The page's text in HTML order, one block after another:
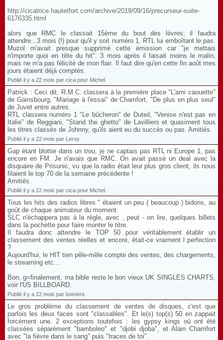
http://cicatrice.hautetfort.com/archive/2019/09/16/precurseur-suite-
6176335.html
alors que RMC le classait 15ème du bout des lèvres; il faudra
attendre...3 mois (!) pour qu'il y soit numéro 1, RTL lui emboîtant le pas.
Muzol m'avait presque supprimé cette émission car "je mettais
n'importe quoi en tête du hit". 3 mois après il faisait moins le malin,
mais ne m'a pas félicité de mon flair. Il faut dire qu'en cette fin août mes
jours étaient déjà comptés.
Publié il y a 22 mois par cica pour Michel.
Patrick : Ceci dit, R.M.C. classera à la première place "L'ami caouette"
de Gainsbourg, "Mariage à l'essai" de Chamfort, "De plus en plus seul"
de Juvet entre autres.
RTL classera numéro 1 "Le bûcheron" de Duteil, "Venise n'est pas en
Italie" de Reggiani, "Stand the ghetto" de Lavilliers et quasiment tous
les titres classés de Johnny, qu'ils aient eu du succès ou pas. Amitiés.
Publié il y a 22 mois par Leroy.
Gap étant blottie dans un trou, je ne captais pas RTL ni Europe 1, pas
encore en FM. Je n'avais que RMC. On avait passé un deal avec la
disquaire de Prisunic, vu que la radio était leur plus gros client, ils nous
filaient le top 70 de la semaine précédente !
Amitiés.
Publié il y a 22 mois par cica pour Michel.
Tous les hits des radios libres " étaient un peu ( beaucoup ) bidons, au
goût de chaque animateur du moment.
SLC n'échappera pas à la règle, avec , peut - on lire, quelques billets
dans la pochette pour faire monter le titre.
Il faudra donc attendre le TOP 50 pour véritablement établir un
classement des ventes réelles et encore, était-ce vraiment l perfection
?
Aujourd'hui, le HIT tien pêle-mêle compte des ventes, des chargements,
le streaming etc...
Bon, g=finalement, ma bible reste le bon vieux UK SINGLES CHARTS,
voir l'US BILLBOARD.
Publié il y a 22 mois par boixiere.
Le gros problème du classement de ventes de disques, c'est que
parfois les deux faces sont "classables". Et le(s) top(s) 50 en zappait
forcément une. 2 exceptions toutefois : les gypsy kings où ont été
classées séparément "bamboleo" et "djobi djoba", et Alain Chamfort
avec "la fièvre dans le sang" puis "traces de toi".